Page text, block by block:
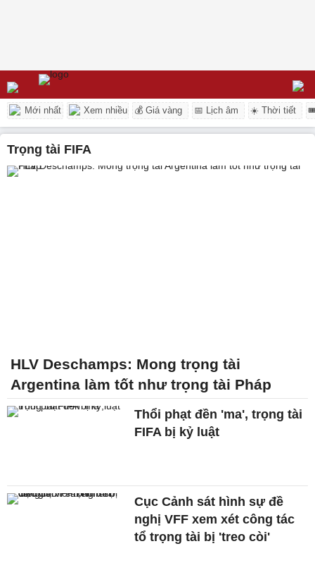
Mới nhất Xem nhiều 💰 Giá vàng 📅 Lịch âm ☀️ Thời tiết
trọng tài FIFA
HLV Deschamps: Mong trọng tài
Argentina làm tốt như trọng tài Pháp
Thổi phạt đền 'ma', trọng tài
FIFA bị kỷ luật
Cục Cảnh sát hình sự đề
nghị VFF xem xét công tác
tổ trọng tài bị 'treo còi'